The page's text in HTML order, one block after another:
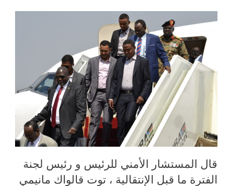
قال المستشار الأمني للرئيس و رئيس لجنة
الفترة ما قبل الإنتقالية ، توت قالواك مانيمي